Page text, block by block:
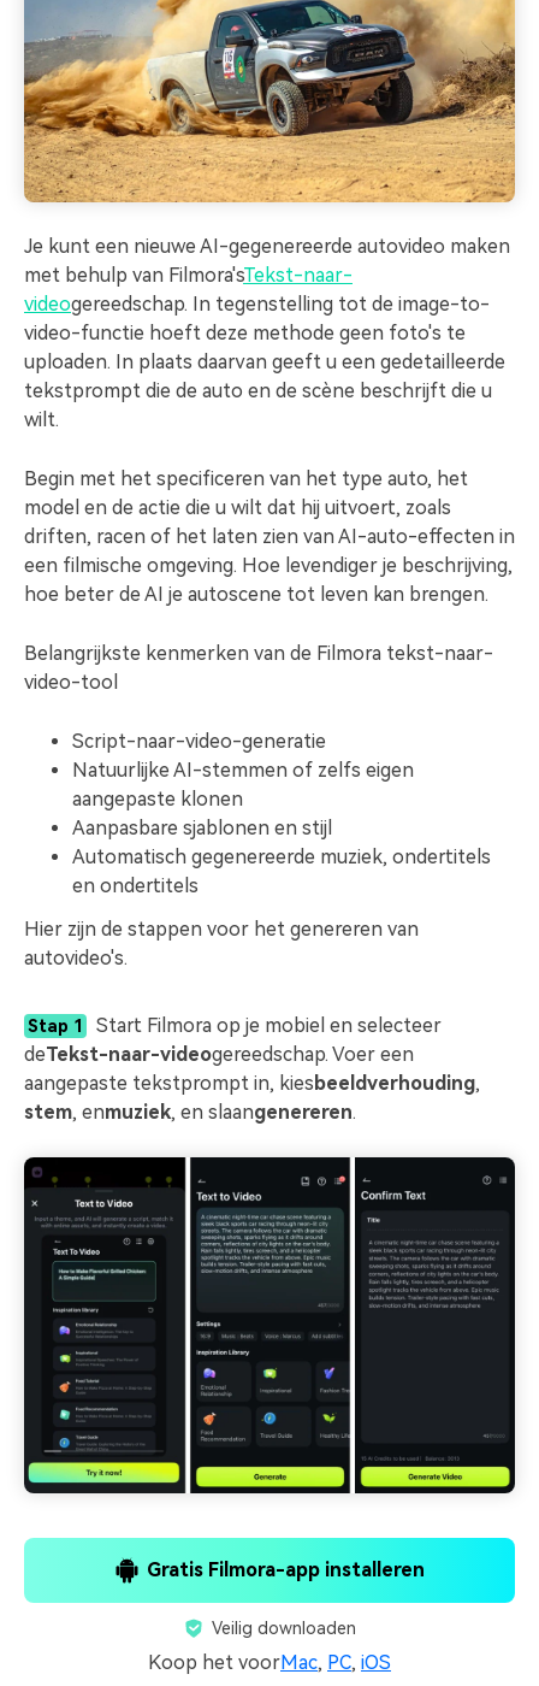
Je kunt een nieuwe AI-gegenereerde autovideo maken
met behulp van Filmora'sTekst-naar-
videogereedschap. In tegenstelling tot de image-to-
video-functie hoeft deze methode geen foto's te
uploaden. In plaats daarvan geeft u een gedetailleerde
tekstprompt die de auto en de scène beschrijft die u
wilt.
Begin met het specificeren van het type auto, het
model en de actie die u wilt dat hij uitvoert, zoals
driften, racen of het laten zien van AI-auto-effecten in
een filmische omgeving. Hoe levendiger je beschrijving,
hoe beter de AI je autoscene tot leven kan brengen.
Belangrijkste kenmerken van de Filmora tekst-naar-
video-tool
Script-naar-video-generatie
Natuurlijke AI-stemmen of zelfs eigen
aangepaste klonen
Aanpasbare sjablonen en stijl
Automatisch gegenereerde muziek, ondertitels
en ondertitels
Hier zijn de stappen voor het genereren van
autovideo's.
Stap 1
Start Filmora op je mobiel en selecteer
deTekst-naar-videogereedschap. Voer een
aangepaste tekstprompt in, kies beeldverhouding,
stem, enmuziek, en slaangenereren.
Gratis Filmora-app installeren
Veilig downloaden
Koop het voorMac, PC, iOS